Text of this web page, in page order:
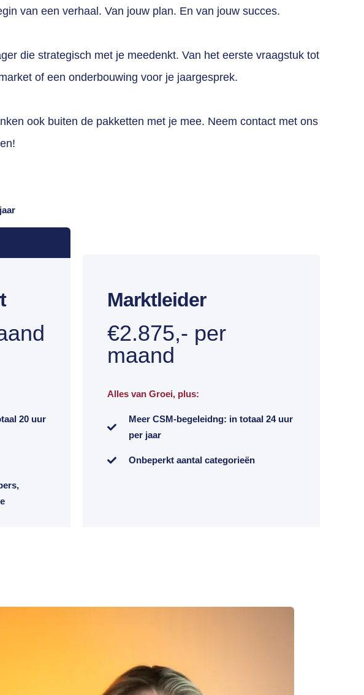
van een verhaal. Van jouw plan. En van jouw succes.
die strategisch met je meedenkt. Van het eerste vraagstuk tot
of een onderbouwing voor je jaargesprek.
ook buiten de pakketten met je mee. Neem contactmet ons
20 uur
Marktleider
€2.875,- per
maand
Alles van Groei, plus:
Meer CSM-begeleidng: in totaal 24 uur
per jaar
Onbeperkt aantal categorieën